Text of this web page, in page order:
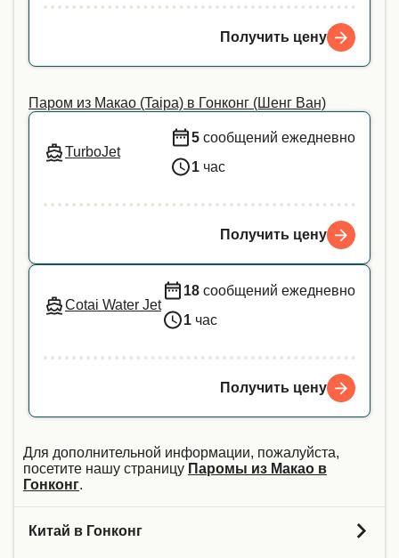
Получить цену
Паром из Макао (Taipa) в Гонконг (Шенг Ван)
TurboJet
5 сообщений ежедневно
1 час
Получить цену
Cotai Water Jet
18 сообщений ежедневно
1 час
Получить цену
Для дополнительной информации, пожалуйста,
посетите нашу страницу Паромы из Макао в
Гонконг.
Китай в Гонконг